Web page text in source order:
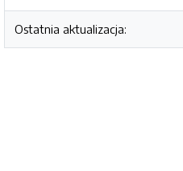
Ostatnia aktualizacja: